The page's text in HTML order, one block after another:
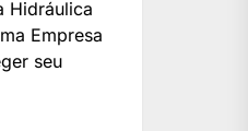
Hidráulica
Empresa
seu